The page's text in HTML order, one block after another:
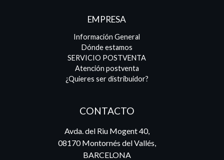
EMPRESA
Información General
Dónde estamos
SERVICIO POSTVENTA
Atención postventa
¿Quieres ser distribuidor?
CONTACTO
Avda. del Riu Mogent 40,
08170 Montornés del Vallés,
BARCELONA